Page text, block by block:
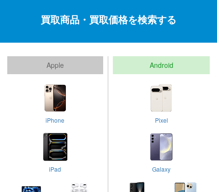
買取商品・買取価格を検索する
Apple
iPhone
iPad
Android
Pixel
Galaxy